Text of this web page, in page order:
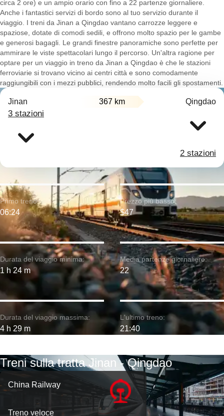
circa 2 ore) e un ampio orario con fino a 22 partenze giornaliere.
Anche i fantastici servizi di bordo sono al tuo servizio durante il
viaggio. I treni da Jinan a Qingdao vantano carrozze leggere e
spaziose, dotate di comodi sedili, e offrono molto spazio per le gambe
e generosi bagagli. Le grandi finestre panoramiche sono perfette per
ammirare le viste spettacolari lungo il percorso. Un'altra ragione per
optare per un viaggio in treno da Jinan a Qingdao è che le stazioni
ferroviarie si trovano vicino ai centri città e sono comodamente
raggiungibili con i mezzi pubblici, rendendo molto facili gli spostamenti.
Jinan 367 km Qingdao
3 stazioni
2 stazioni
Durata del viaggio minima:
1 h 24 m
Primo treno:
06:24
Durata del viaggio massima:
4 h 29 m
Prezzo più basso:
$47
Media partenze giornaliere:
22
L'ultimo treno:
21:40
Treni sulla tratta Jinan - Qingdao
China Railway
Treno veloce